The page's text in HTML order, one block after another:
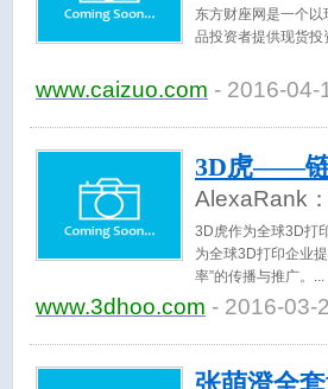
东方财座网是一个
品投资者提供现货
www.caizuo.com - 2016-04-
3D虎——链
AlexaRank：
3D虎作为全球3D打
为全球3D打印企业
率”的传播与推广。
www.3dhoo.com - 2016-03-